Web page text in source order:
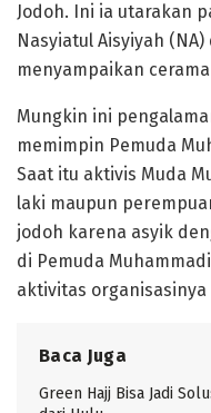
Jodoh. Ini ia utarakan
Nasyiatul Aisyiyah
menyampaikan
Mungkin ini
memimpin Pemuda
Saat itu aktivis Muda
laki maupun
jodoh karena asyik
di Pemuda
aktivitas
Baca Juga
Green Hajj Bisa Jadi